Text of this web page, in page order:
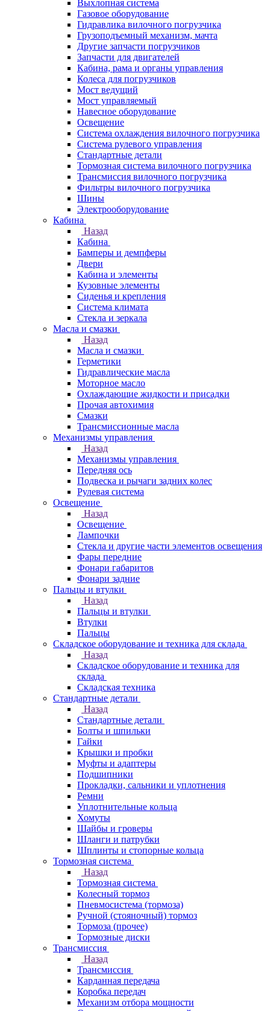
Выхлопная система
Газовое оборудование
Гидравлика вилочного погрузчика
Грузоподъемный механизм, мачта
Другие запчасти погрузчиков
Запчасти для двигателей
Кабина, рама и органы управления
Колеса для погрузчиков
Мост ведущий
Мост управляемый
Навесное оборудование
Освещение
Система охлаждения вилочного погрузчика
Система рулевого управления
Стандартные детали
Тормозная система вилочного погрузчика
Трансмиссия вилочного погрузчика
Фильтры вилочного погрузчика
Шины
Электрооборудование
Кабина
Назад
Кабина
Бамперы и демпферы
Двери
Кабина и элементы
Кузовные элементы
Сиденья и крепления
Система климата
Стекла и зеркала
Масла и смазки
Назад
Масла и смазки
Герметики
Гидравлические масла
Моторное масло
Охлаждающие жидкости и присадки
Прочая автохимия
Смазки
Трансмиссионные масла
Механизмы управления
Назад
Механизмы управления
Передняя ось
Подвеска и рычаги задних колес
Рулевая система
Освещение
Назад
Освещение
Лампочки
Стекла и другие части элементов освещения
Фары передние
Фонари габаритов
Фонари задние
Пальцы и втулки
Назад
Пальцы и втулки
Втулки
Пальцы
Складское оборудование и техника для склада
Назад
Складское оборудование и техника для
склада
Складская техника
Стандартные детали
Назад
Стандартные детали
Болты и шпильки
Гайки
Крышки и пробки
Муфты и адаптеры
Подшипники
Прокладки, сальники и уплотнения
Ремни
Уплотнительные кольца
Хомуты
Шайбы и гроверы
Шланги и патрубки
Шплинты и стопорные кольца
Тормозная система
Назад
Тормозная система
Колесный тормоз
Пневмосиcтема (тормоза)
Ручной (стояночный) тормоз
Тормоза (прочее)
Тормозные диски
Трансмиссия
Назад
Трансмиссия
Карданная передача
Коробка передач
Механизм отбора мощности